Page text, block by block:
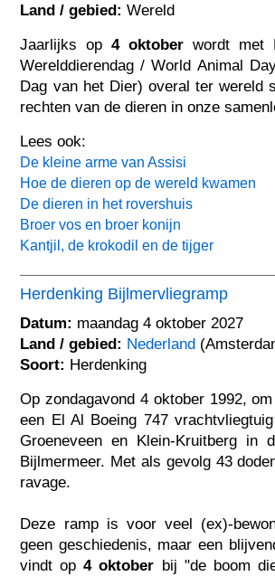
Land / gebied: Wereld
Jaarlijks op4 oktober wordt met
Werelddierendag / World Animal
Dag van het Dier) overal ter wereld
rechten van de dieren in onze
Lees ook:
De kleine arme van Assisi
Hoe de dieren op de wereld kwamen
De dieren in het rovershuis
Broer vos en broer konijn
Kantjil, de krokodil en de tijger
Herdenking Bijlmervliegramp
Datum: maandag 4 oktober 2027
Land / gebied: Nederland
Soort: Herdenking
Op zondagavond 4 oktober 1992,
een El Al Boeing 747
Groeneveen en Klein-Kruitberg in
Bijlmermeer. Met als gevolg 43
ravage.
Deze ramp is voor veel (ex)-
geen geschiedenis, maar een
vindt op4 oktober bij "de boom